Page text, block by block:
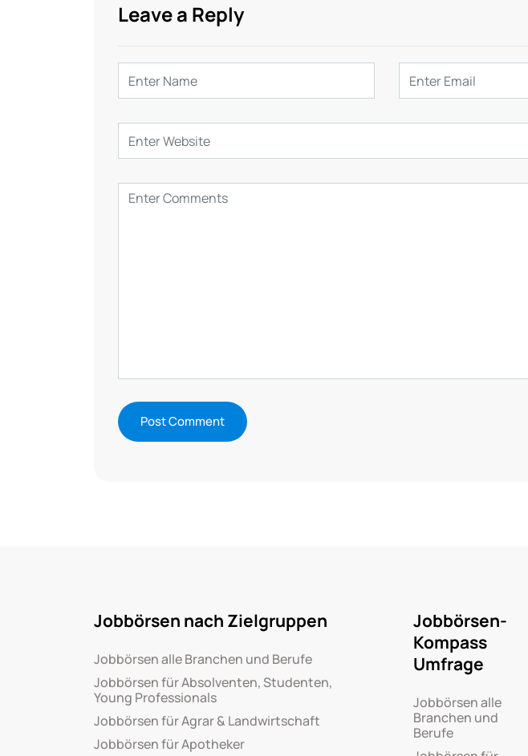
Leave a Reply
Jobbörsen nach Zielgruppen
Jobbörsen alle Branchen und Berufe
Jobbörsen für Absolventen, Studenten,
Young Professionals
Jobbörsen für Agrar & Landwirtschaft
Jobbörsen für Apotheker
Jobbörsen-
Kompass
Umfrage
Jobbörsen alle
Branchen und
Berufe